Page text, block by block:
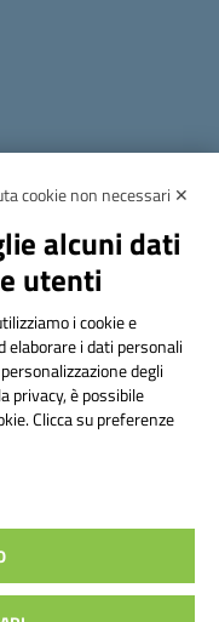
cookie non necessari ✕
alcuni dati
utenti
i cookie e
elaborare i dati personali
degli
privacy, è possibile
Clicca su preferenze